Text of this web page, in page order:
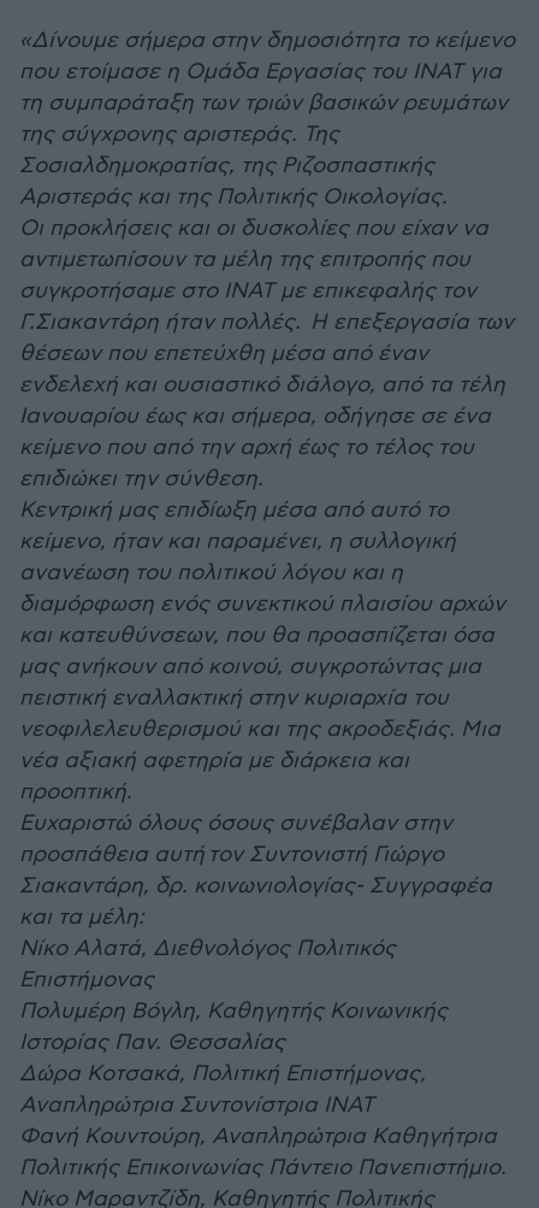
«Δίνουμε σήμερα στην δημοσιότητα το κείμενο
που ετοίμασε η Ομάδα Εργασίας του ΙΝΑΤ για
τη συμπαράταξη των τριών βασικών ρευμάτων
της σύγχρονης αριστεράς. Της
Σοσιαλδημοκρατίας, της Ριζοσπαστικής
Αριστεράς και της Πολιτικής Οικολογίας.
Οι προκλήσεις και οι δυσκολίες που είχαν να
αντιμετωπίσουν τα μέλη της επιτροπής που
συγκροτήσαμε στο ΙΝΑΤ με επικεφαλής τον
Γ.Σιακαντάρη ήταν πολλές. Η επεξεργασία των
θέσεων που επετεύχθη μέσα από έναν
ενδελεχή και ουσιαστικό διάλογο, από τα τέλη
Ιανουαρίου έως και σήμερα, οδήγησε σε ένα
κείμενο που από την αρχή έως το τέλος του
επιδιώκει την σύνθεση.
Κεντρική μας επιδίωξη μέσα από αυτό το
κείμενο, ήταν και παραμένει, η συλλογική
ανανέωση του πολιτικού λόγου και η
διαμόρφωση ενός συνεκτικού πλαισίου αρχών
και κατευθύνσεων, που θα προασπίζεται όσα
μας ανήκουν από κοινού, συγκροτώντας μια
πειστική εναλλακτική στην κυριαρχία του
νεοφιλελευθερισμού και της ακροδεξιάς. Μια
νέα αξιακή αφετηρία με διάρκεια και
προοπτική.
Ευχαριστώ όλους όσους συνέβαλαν στην
προσπάθεια αυτή τον Συντονιστή Γιώργο
Σιακαντάρη, δρ. κοινωνιολογίας- Συγγραφέα
και τα μέλη:
Νίκο Αλατά, Διεθνολόγος Πολιτικός
Επιστήμονας
Πολυμέρη Βόγλη, Καθηγητής Κοινωνικής
Ιστορίας Παν. Θεσσαλίας
Δώρα Κοτσακά, Πολιτική Επιστήμονας,
Αναπληρώτρια Συντονίστρια ΙΝΑΤ
Φανή Κουντούρη, Αναπληρώτρια Καθηγήτρια
Πολιτικής Επικοινωνίας Πάντειο Πανεπιστήμιο.
Νίκο Μαραντζίδη, Καθηγητής Πολιτικής